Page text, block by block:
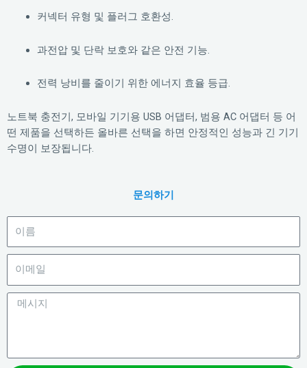
커넥터 유형 및 플러그 호환성.
과전압 및 단락 보호와 같은 안전 기능.
전력 낭비를 줄이기 위한 에너지 효율 등급.
노트북 충전기, 모바일 기기용 USB 어댑터, 범용 AC 어댑터 등 어
떤 제품을 선택하든 올바른 선택을 하면 안정적인 성능과 긴 기기
수명이 보장됩니다.
문의하기